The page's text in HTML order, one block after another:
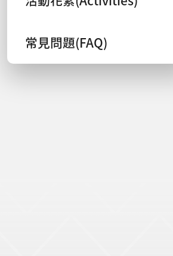
常見問題(FAQ)